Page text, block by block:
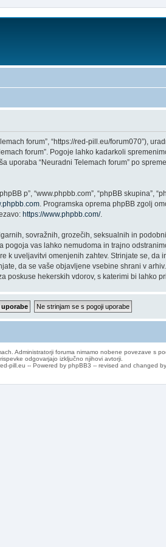
forum”, “https://red-pill.eu/forum070”),
forum”. Pogoje lahko kadarkoli
“Neuradni Telemach forum” po
p”, “www.phpbb.com”, “phpBB skupina”,
. Programska oprema phpBB zgolj
https://www.phpbb.com/.
sovražnih, grozečih, seksualnih in
vas lahko nemudoma in trajno
uveljavitvi omenjenih zahtev. Strinjate se, da
da se vaše objavljene vsebine shrani v
poskuse hekerskih vdorov, s katerimi bi lahko
Administratorji foruma nimamo nobene povezave s
odgovarjajo izključno njihovi avtorji.
pill.eu -- Powered by phpBB3 -- revised and changed